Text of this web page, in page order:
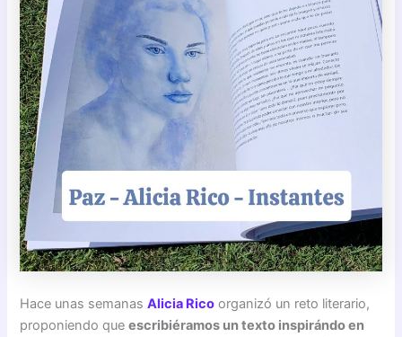
Hace unas semanasAlicia Rico organizó un reto literario,
proponiendo queescribiéramos un texto inspirándo en